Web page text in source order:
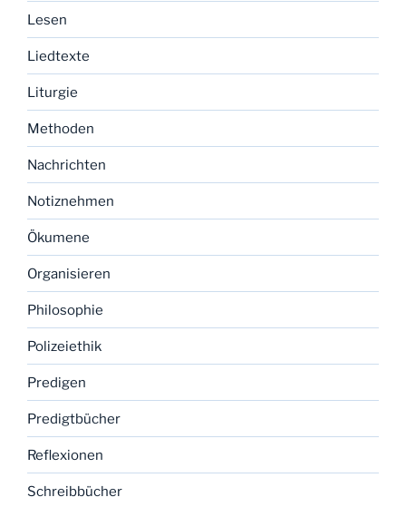
Lesen
Liedtexte
Liturgie
Methoden
Nachrichten
Notiznehmen
Ökumene
Organisieren
Philosophie
Polizeiethik
Predigen
Predigtbücher
Reflexionen
Schreibbücher